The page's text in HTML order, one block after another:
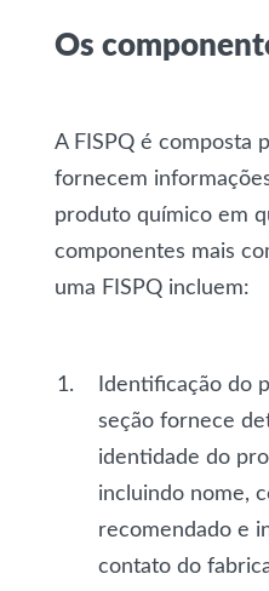
Os
A FISPQ é composta
fornecem
produto químico em
componentes mais
uma FISPQ incluem:
Identificação do
seção fornece
identidade do
incluindo nome,
recomendado e
contato do